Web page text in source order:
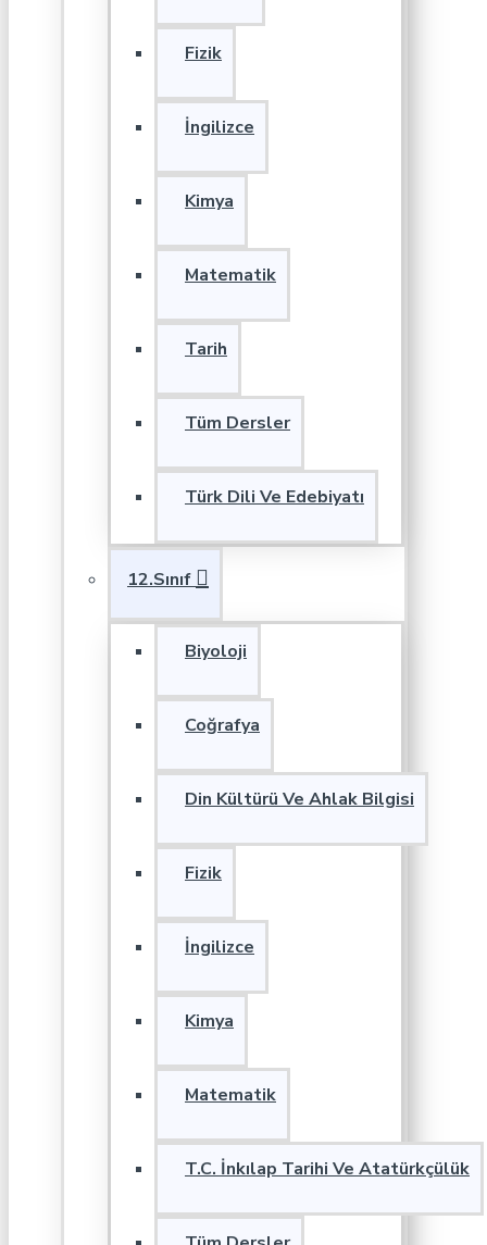
Fizik
İngilizce
Kimya
Matematik
Tarih
Tüm Dersler
Türk Dili Ve Edebiyatı
12.Sınıf
Biyoloji
Coğrafya
Din Kültürü Ve Ahlak Bilgisi
Fizik
İngilizce
Kimya
Matematik
T.C. İnkılap Tarihi Ve Atatürkçülük